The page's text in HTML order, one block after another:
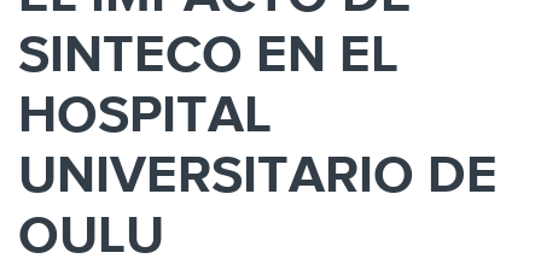
SINTECO EN EL
HOSPITAL
UNIVERSITARIO DE
OULU